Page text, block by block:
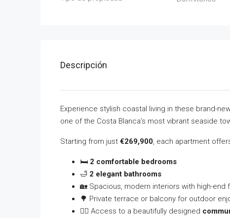
Descripción
Experience stylish coastal living in these brand-
one of the Costa Blanca’s most vibrant seaside
Starting from just €269,900, each apartment
🛏️ 2 comfortable bedrooms
🛁 2 elegant bathrooms
🏡 Spacious, modern interiors with high-end
🌳 Private terrace or balcony for outdoor
🏊‍♀️ Access to a beautifully designed